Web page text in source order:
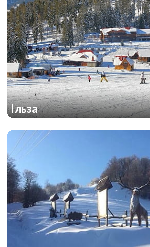
Ільза